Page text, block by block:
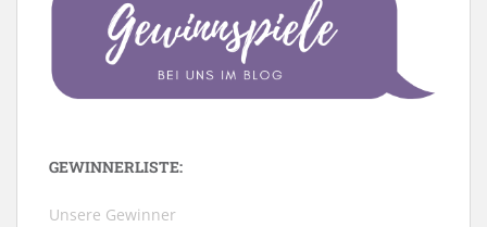
GEWINNERLISTE:
Unsere Gewinner